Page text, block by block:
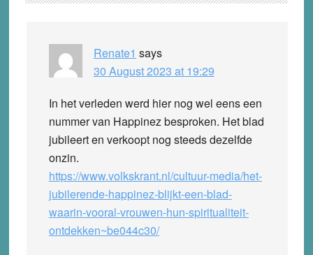
Interactions
Renate1 says
30 August 2023 at 19:29
In het verleden werd hier nog wel eens een
nummer van Happinez besproken. Het blad
jubileert en verkoopt nog steeds dezelfde
onzin.
https://www.volkskrant.nl/cultuur-media/het-
jubilerende-happinez-blijkt-een-blad-
waarin-vooral-vrouwen-hun-spiritualiteit-
ontdekken~be044c30/